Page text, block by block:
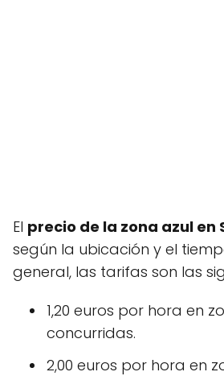
El precio de la zona azul en
según la ubicación y el
general, las tarifas son las
1,20 euros por hora en
concurridas.
2,00 euros por hora en